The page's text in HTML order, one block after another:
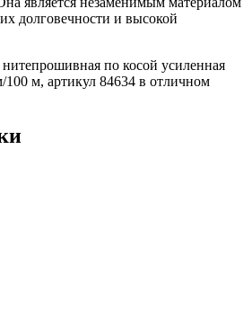
долговечности и высокой
по косой усиленная
м, артикул 84634 в отличном